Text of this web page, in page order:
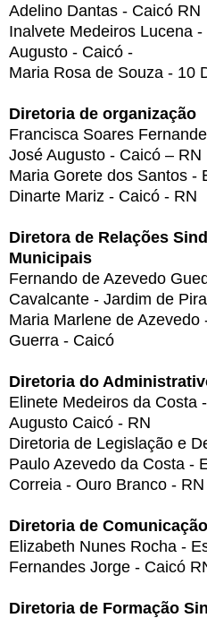
Adelino Dantas - Caicó RN
Inalvete Medeiros Lucena
Augusto - Caicó -
Maria Rosa de Souza - 10
Diretoria de organização
Francisca Soares
José Augusto - Caicó – RN
Maria Gorete dos Santos -
Dinarte Mariz - Caicó - RN
Diretora de Relações
Municipais
Fernando de Azevedo
Cavalcante - Jardim de
Maria Marlene de
Guerra - Caicó
Diretoria do
Elinete Medeiros da Costa
Augusto Caicó - RN
Diretoria de Legislação e
Paulo Azevedo da Costa -
Correia - Ouro Branco - RN
Diretoria de Comunicação
Elizabeth Nunes Rocha -
Fernandes Jorge - Caicó
Diretoria de Formação